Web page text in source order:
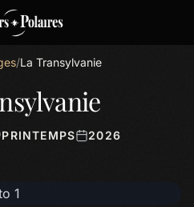
/La Transylvanie
PRINTEMPS 2026